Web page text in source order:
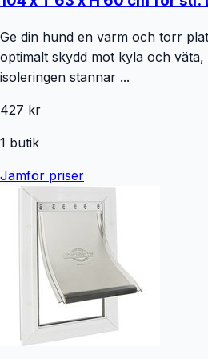
Ge din hund en varm och torr
optimalt skydd mot kyla och
isoleringen stannar ...
427 kr
1 butik
Jämför priser